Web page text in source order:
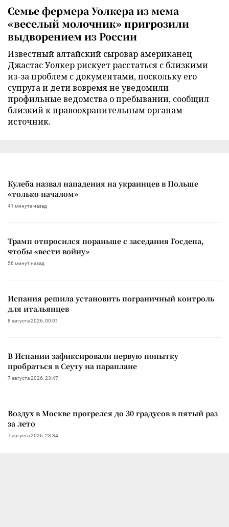
Семье фермера Уолкера из мема
«веселый молочник» пригрозили
выдворением из России
Известный алтайский сыровар американец
Джастас Уолкер рискует расстаться с близкими
из-за проблем с документами, поскольку его
супруга и дети вовремя не уведомили
профильные ведомства о пребывании, сообщил
близкий к правоохранительным органам
источник.
Кулеба назвал нападения на украинцев в Польше
«только началом»
41 минута назад
Трамп отпросился пораньше с заседания Госдепа,
чтобы «вести войну»
56 минут назад
Испания решила установить пограничный контроль
для итальянцев
8 августа 2026, 00:01
В Испании зафиксировали первую попытку
пробраться в Сеуту на параплане
7 августа 2026, 23:47
Воздух в Москве прогрелся до 30 градусов в пятый раз
за лето
7 августа 2026, 23:34